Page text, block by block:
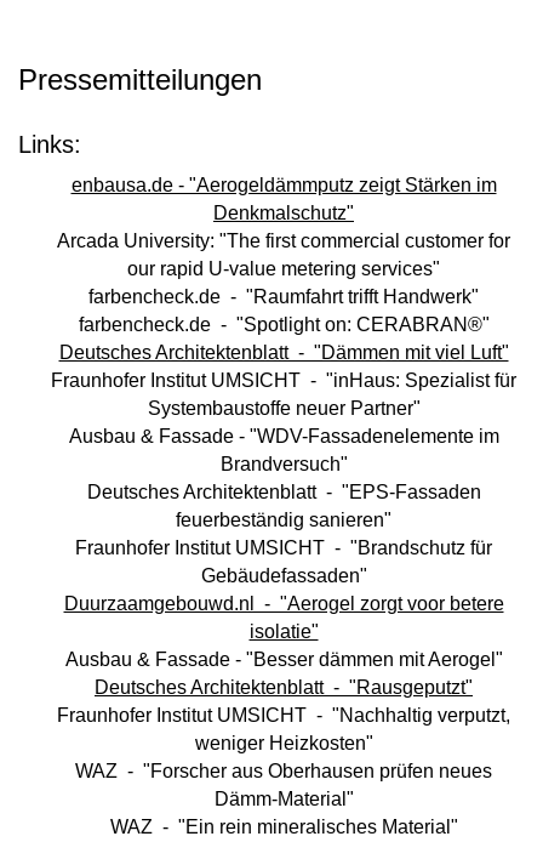
Pressemitteilungen
Links:
enbausa.de - "Aerogeldämmputz zeigt Stärken im
Denkmalschutz"
Arcada University: "The first commercial customer for
our rapid U-value metering services"
farbencheck.de - "Raumfahrt trifft Handwerk"
farbencheck.de - "Spotlight on: CERABRAN®"
Deutsches Architektenblatt - "Dämmen mit viel Luft"
Fraunhofer Institut UMSICHT - "inHaus: Spezialist für
Systembaustoffe neuer Partner"
Ausbau & Fassade - "WDV-Fassadenelemente im
Brandversuch"
Deutsches Architektenblatt - "EPS-Fassaden
feuerbeständig ­sanieren"
Fraunhofer Institut UMSICHT - "Brandschutz für
Gebäudefassaden"
Duurzaamgebouwd.nl - "Aerogel zorgt voor betere
isolatie"
Ausbau & Fassade - "Besser dämmen mit Aerogel"
Deutsches Architektenblatt - "Rausgeputzt"
Fraunhofer Institut UMSICHT - "Nachhaltig verputzt,
weniger Heizkosten"
WAZ - "Forscher aus Oberhausen prüfen neues
Dämm-Material"
WAZ - "Ein rein mineralisches Material"